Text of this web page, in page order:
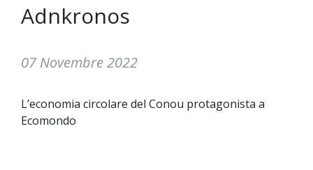
Adnkronos
07 Novembre 2022
L’economia circolare del Conou protagonista a
Ecomondo